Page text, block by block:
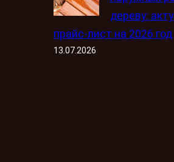
дереву:
прайс-лист на 2026 год
13.07.2026